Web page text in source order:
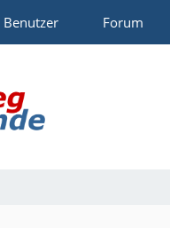
Benutzer Forum